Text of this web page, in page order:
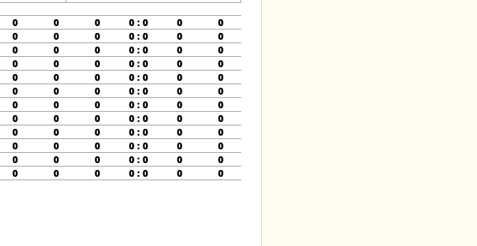
0 0 0 0 : 0 0
0
0 0 0 0 : 0 0
0
0 0 0 0 : 0 0
0
0 0 0 0 : 0 0
0
0 0 0 0 : 0 0
0
0 0 0 0 : 0 0
0
0 0 0 0 : 0 0
0
0 0 0 0 : 0 0
0
0 0 0 0 : 0 0
0
0 0 0 0 : 0 0
0
0 0 0 0 : 0 0
0
0 0 0 0 : 0 0
0